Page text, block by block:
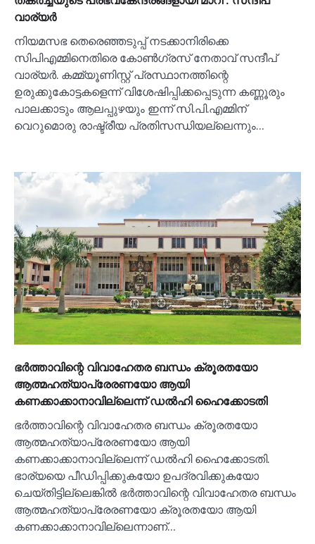
വാര്യര്‍
നിയമസഭ തെരെഞ്ഞടുപ്പ് നടക്കാനിരിക്കെ
സിപിഎമ്മിനെതിരെ കോണ്‍ഗ്രസ് നേതാവ് സന്ദീപ്
വാര്യർ. കമ്മ്യൂണിസ്റ്റ് പ്രസ്ഥാനത്തിന്റെ
ഉരുക്കുകോട്ടകളെന്ന് വിശേഷിപ്പിക്കപ്പെടുന്ന കണ്ണൂരും
പാലക്കാടും ആലപ്പുഴയും ഇന്ന് സി.പി.എമ്മിന്
വെറുമൊരു രാഷ്ട്രീയ പ്രതിസന്ധിയല്ലെന്നും…
ഭര്‍ത്താവിന്റെ വിവാഹേതര ബന്ധം ക്രൂരതയോ
ആത്മഹത്യാപ്രേരണയോ ആയി
കണക്കാക്കാനാവില്ലെന്ന് ഡല്‍ഹി ഹൈക്കോടതി
ഭര്‍ത്താവിന്റെ വിവാഹേതര ബന്ധം ക്രൂരതയോ
ആത്മഹത്യാപ്രേരണയോ ആയി
കണക്കാക്കാനാവില്ലെന്ന് ഡല്‍ഹി ഹൈക്കോടതി.
ഭാര്യയെ പീഡിപ്പിക്കുകയോ ഉപദ്രവിക്കുകയോ
ചെയ്തിട്ടില്ലെങ്കില്‍ ഭര്‍ത്താവിന്റെ വിവാഹേതര ബന്ധം
ആത്മഹത്യാപ്രേരണയോ ക്രൂരതയോ ആയി
കണക്കാക്കാനാവില്ലെന്നാണ്…